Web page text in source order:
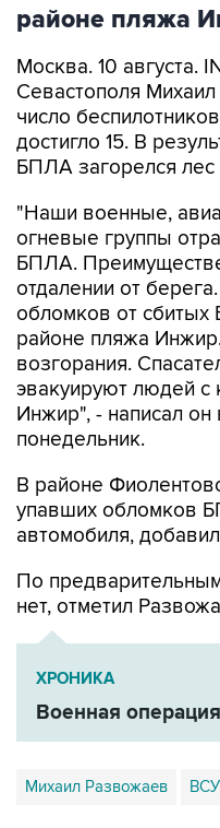
Москва. 10 августа.
число
достигло 15. В
БПЛА загорелся лес
"Наши военные,
БПЛА.
отдалении от
обломков от сбитых
районе пляжа
возгорания.
эвакуируют людей с
Инжир", - написал
понедельник.
В районе
автомобиля,
По
ХРОНИКА
Военная операция
Михаил Развожаев ВСУ